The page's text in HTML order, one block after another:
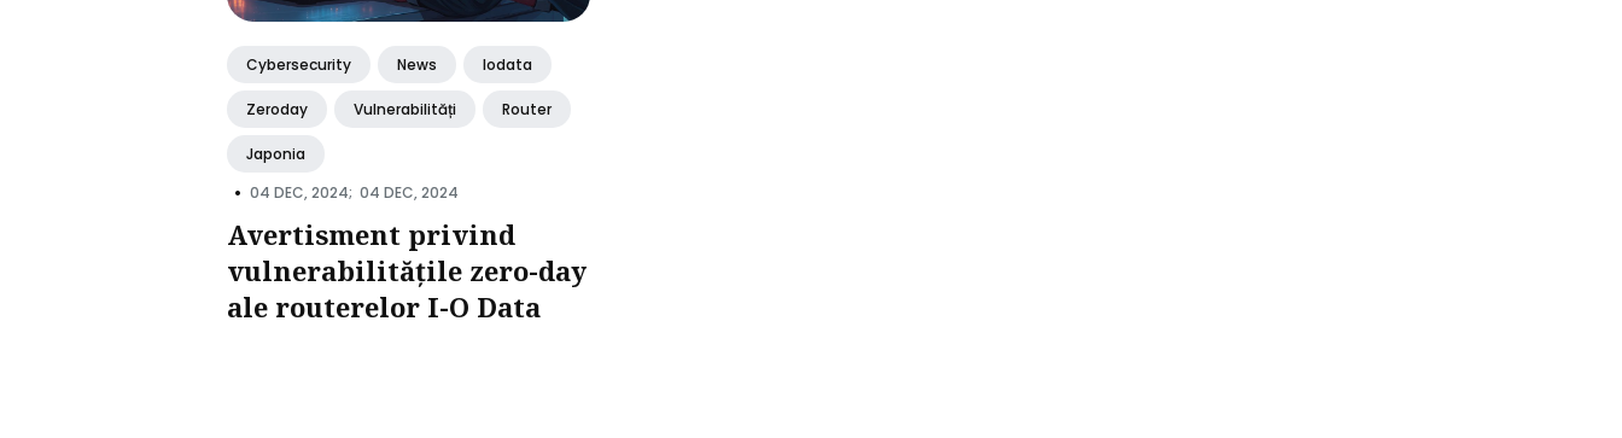
Cybersecurity News Iodata
Zeroday Vulnerabilități Router
Japonia
• 04 DEC, 2024; 04 DEC, 2024
Avertisment privind
vulnerabilitățile zero-day
ale routerelor I-O Data